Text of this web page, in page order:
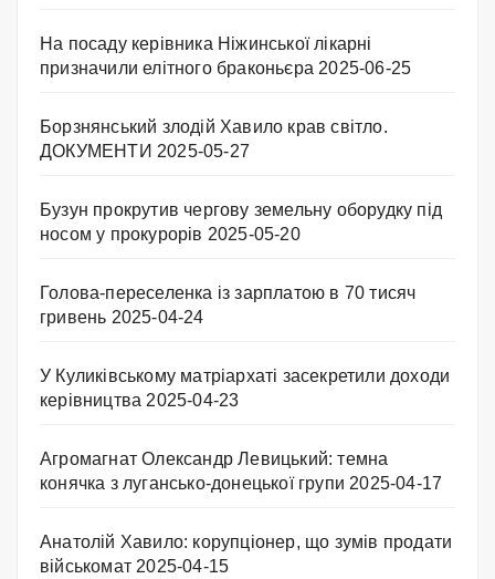
На посаду керівника Ніжинської лікарні
призначили елітного браконьєра 2025-06-25
Борзнянський злодій Хавило крав світло.
ДОКУМЕНТИ 2025-05-27
Бузун прокрутив чергову земельну оборудку під
носом у прокурорів 2025-05-20
Голова-переселенка із зарплатою в 70 тисяч
гривень 2025-04-24
У Куликівському матріархаті засекретили доходи
керівництва 2025-04-23
Агромагнат Олександр Левицький: темна
конячка з лугансько-донецької групи 2025-04-17
Анатолій Хавило: корупціонер, що зумів продати
військомат 2025-04-15